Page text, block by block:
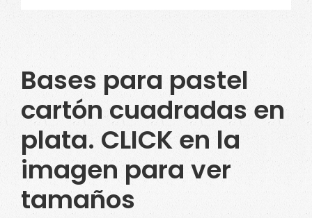
Bases para pastel
cartón cuadradas en
plata. CLICK en la
imagen para ver
tamaños